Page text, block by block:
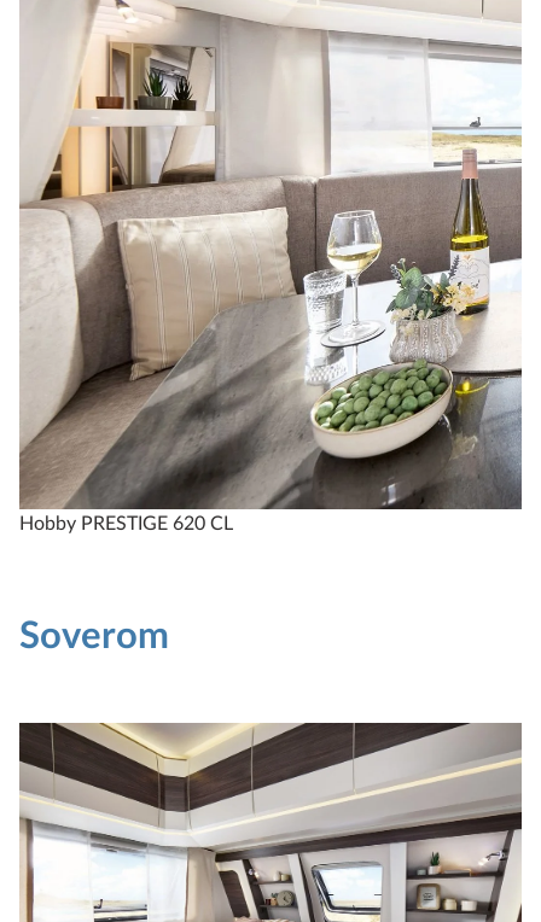
PRESTIGE
720 WQC
Konfigurer
Sammenlign
Tekniske spesifikasjoner
Hobby PRESTIGE 620 CL
Soverom